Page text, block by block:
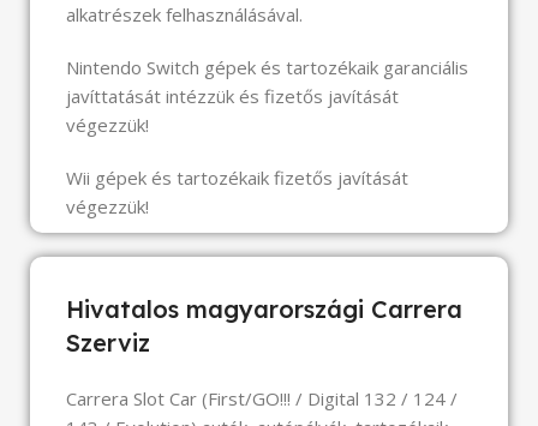
alkatrészek felhasználásával.
Nintendo Switch gépek és tartozékaik garanciális
javíttatását intézzük és fizetős javítását
végezzük!
Wii gépek és tartozékaik fizetős javítását
végezzük!
Hivatalos magyarországi Carrera
Szerviz
Carrera Slot Car (First/GO!!! / Digital 132 / 124 /